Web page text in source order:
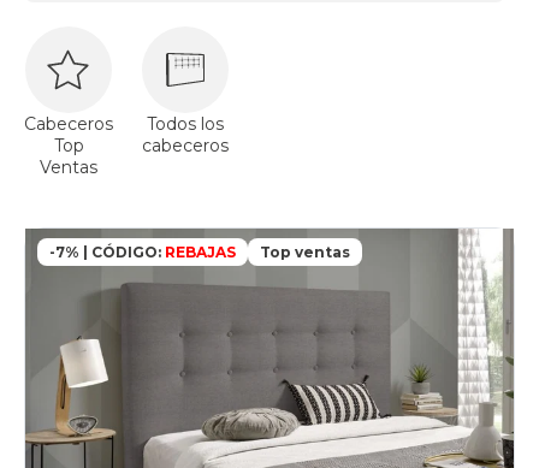
Cabeceros
Top
Ventas
Todos los
cabeceros
-7% | CÓDIGO: REBAJAS Top ventas